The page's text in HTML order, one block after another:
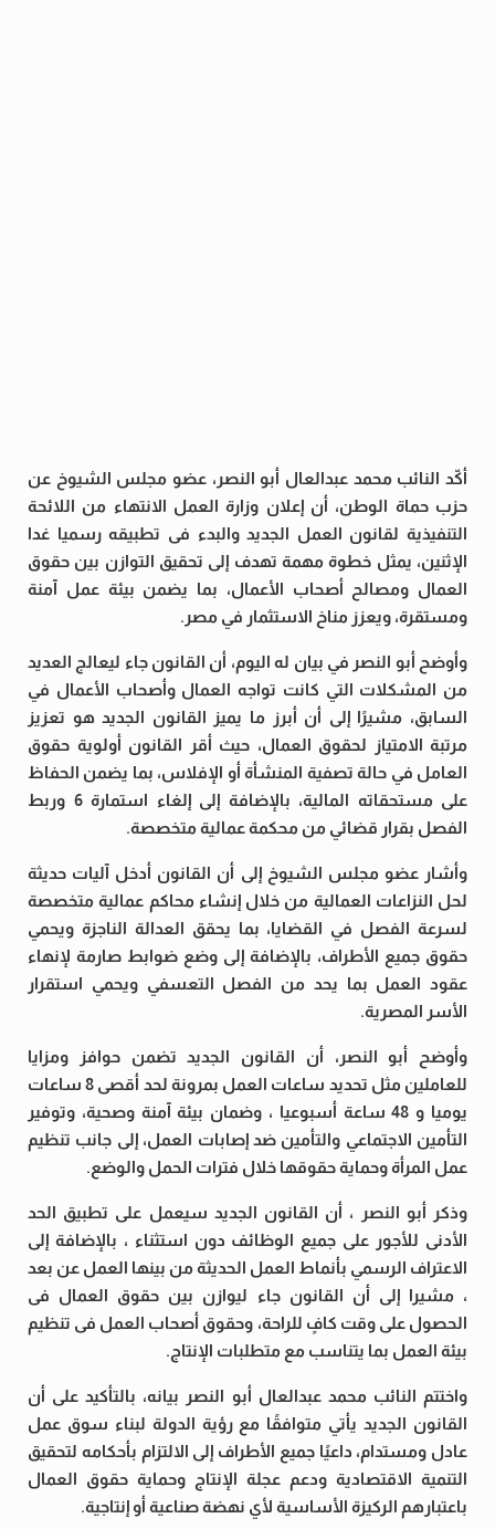
أكّد النائب محمد عبدالعال أبو النصر، عضو مجلس الشيوخ عن
حزب حماة الوطن، أن إعلان وزارة العمل الانتهاء من اللائحة
التنفيذية لقانون العمل الجديد والبدء فى تطبيقه رسميا غدا
الإثنين، يمثل خطوة مهمة تهدف إلى تحقيق التوازن بين حقوق
العمال ومصالح أصحاب الأعمال، بما يضمن بيئة عمل آمنة
ومستقرة، ويعزز مناخ الاستثمار في مصر.
وأوضح أبو النصر في بيان له اليوم، أن القانون جاء ليعالج العديد
من المشكلات التي كانت تواجه العمال وأصحاب الأعمال في
السابق، مشيرًا إلى أن أبرز ما يميز القانون الجديد هو تعزيز
مرتبة الامتياز لحقوق العمال، حيث أقر القانون أولوية حقوق
العامل في حالة تصفية المنشأة أو الإفلاس، بما يضمن الحفاظ
على مستحقاته المالية، بالإضافة إلى إلغاء استمارة 6 وربط
الفصل بقرار قضائي من محكمة عمالية متخصصة.
وأشار عضو مجلس الشيوخ إلى أن القانون أدخل آليات حديثة
لحل النزاعات العمالية من خلال إنشاء محاكم عمالية متخصصة
لسرعة الفصل في القضايا، بما يحقق العدالة الناجزة ويحمي
حقوق جميع الأطراف، بالإضافة إلى وضع ضوابط صارمة لإنهاء
عقود العمل بما يحد من الفصل التعسفي ويحمي استقرار
الأسر المصرية.
وأوضح أبو النصر، أن القانون الجديد تضمن حوافز ومزايا
للعاملين مثل تحديد ساعات العمل بمرونة لحد أقصى 8 ساعات
يوميا و 48 ساعة أسبوعيا ، وضمان بيئة آمنة وصحية، وتوفير
التأمين الاجتماعي والتأمين ضد إصابات العمل، إلى جانب تنظيم
عمل المرأة وحماية حقوقها خلال فترات الحمل والوضع.
وذكر أبو النصر ، أن القانون الجديد سيعمل على تطبيق الحد
الأدنى للأجور على جميع الوظائف دون استثناء ، بالإضافة إلى
الاعتراف الرسمي بأنماط العمل الحديثة من بينها العمل عن بعد
، مشيرا إلى أن القانون جاء ليوازن بين حقوق العمال فى
الحصول على وقت كافٍ للراحة، وحقوق أصحاب العمل فى تنظيم
بيئة العمل بما يتناسب مع متطلبات الإنتاج.
واختتم النائب محمد عبدالعال أبو النصر بيانه، بالتأكيد على أن
القانون الجديد يأتي متوافقًا مع رؤية الدولة لبناء سوق عمل
عادل ومستدام، داعيًا جميع الأطراف إلى الالتزام بأحكامه لتحقيق
التنمية الاقتصادية ودعم عجلة الإنتاج وحماية حقوق العمال
باعتبارهم الركيزة الأساسية لأي نهضة صناعية أو إنتاجية.